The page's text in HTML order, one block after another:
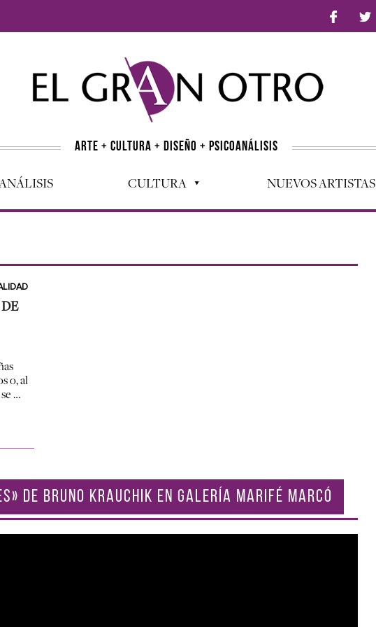
ARTE + CULTURA + DISEÑO + PSICOANÁLISIS
CULTURA NUEVOS ARTISTAS
o, al
…
DE BRUNO KRAUCHIK EN GALERÍA MARIFÉ MARCÓ